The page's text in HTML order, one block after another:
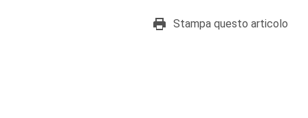
Stampa questo articolo